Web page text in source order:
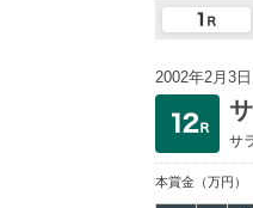
2002年2月3
サ
本賞金 （万円）